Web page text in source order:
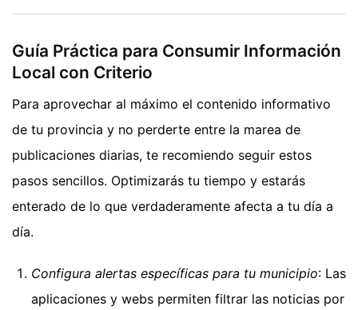
Guía Práctica para Consumir Información
Local con Criterio
Para aprovechar al máximo el contenido informativo
de tu provincia y no perderte entre la marea de
publicaciones diarias, te recomiendo seguir estos
pasos sencillos. Optimizarás tu tiempo y estarás
enterado de lo que verdaderamente afecta a tu día a
día.
Configura alertas específicas para tu municipio: Las
aplicaciones y webs permiten filtrar las noticias por